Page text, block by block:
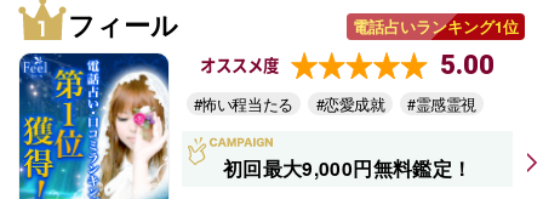
フィール 電話占いランキング1位
オススメ度 5.00
#怖い程当たる #恋愛成就 #霊感霊視
初回最大9,000円無料鑑定！